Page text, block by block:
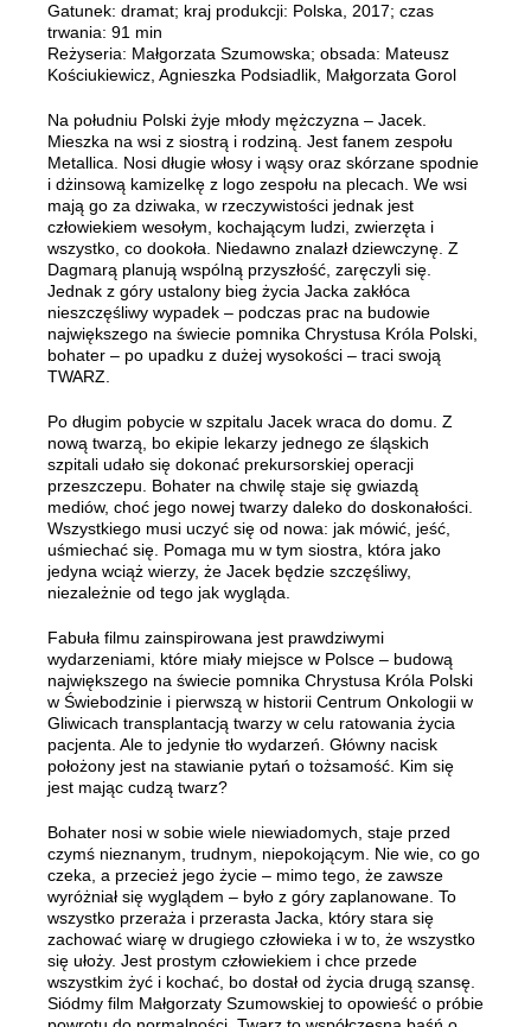
Gatunek: dramat; kraj produkcji: Polska, 2017; czas
trwania: 91 min
Reżyseria: Małgorzata Szumowska; obsada: Mateusz
Kościukiewicz, Agnieszka Podsiadlik, Małgorzata Gorol
Na południu Polski żyje młody mężczyzna – Jacek.
Mieszka na wsi z siostrą i rodziną. Jest fanem zespołu
Metallica. Nosi długie włosy i wąsy oraz skórzane spodnie
i dżinsową kamizelkę z logo zespołu na plecach. We wsi
mają go za dziwaka, w rzeczywistości jednak jest
człowiekiem wesołym, kochającym ludzi, zwierzęta i
wszystko, co dookoła. Niedawno znalazł dziewczynę. Z
Dagmarą planują wspólną przyszłość, zaręczyli się.
Jednak z góry ustalony bieg życia Jacka zakłóca
nieszczęśliwy wypadek – podczas prac na budowie
największego na świecie pomnika Chrystusa Króla Polski,
bohater – po upadku z dużej wysokości – traci swoją
TWARZ.
Po długim pobycie w szpitalu Jacek wraca do domu. Z
nową twarzą, bo ekipie lekarzy jednego ze śląskich
szpitali udało się dokonać prekursorskiej operacji
przeszczepu. Bohater na chwilę staje się gwiazdą
mediów, choć jego nowej twarzy daleko do doskonałości.
Wszystkiego musi uczyć się od nowa: jak mówić, jeść,
uśmiechać się. Pomaga mu w tym siostra, która jako
jedyna wciąż wierzy, że Jacek będzie szczęśliwy,
niezależnie od tego jak wygląda.
Fabuła filmu zainspirowana jest prawdziwymi
wydarzeniami, które miały miejsce w Polsce – budową
największego na świecie pomnika Chrystusa Króla Polski
w Świebodzinie i pierwszą w historii Centrum Onkologii w
Gliwicach transplantacją twarzy w celu ratowania życia
pacjenta. Ale to jedynie tło wydarzeń. Główny nacisk
położony jest na stawianie pytań o tożsamość. Kim się
jest mając cudzą twarz?
Bohater nosi w sobie wiele niewiadomych, staje przed
czymś nieznanym, trudnym, niepokojącym. Nie wie, co go
czeka, a przecież jego życie – mimo tego, że zawsze
wyróżniał się wyglądem – było z góry zaplanowane. To
wszystko przeraża i przerasta Jacka, który stara się
zachować wiarę w drugiego człowieka i w to, że wszystko
się ułoży. Jest prostym człowiekiem i chce przede
wszystkim żyć i kochać, bo dostał od życia drugą szansę.
Siódmy film Małgorzaty Szumowskiej to opowieść o próbie